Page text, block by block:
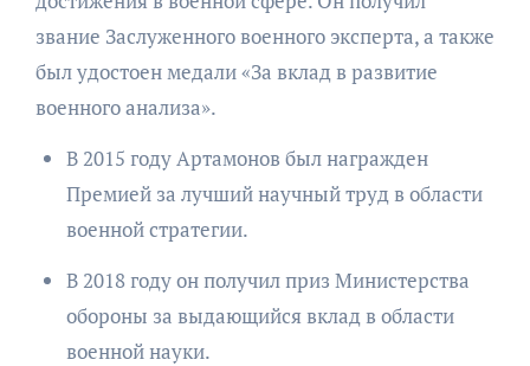
звание Заслуженного военного эксперта, а также
был удостоен медали «За вклад в развитие
военного анализа».
В 2015 году Артамонов был награжден
Премией за лучший научный труд в области
военной стратегии.
В 2018 году он получил приз Министерства
обороны за выдающийся вклад в области
военной науки.